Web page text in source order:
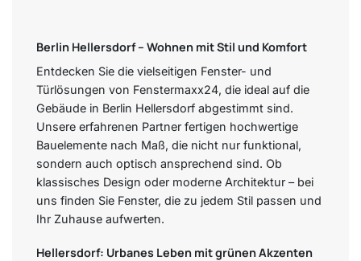
Berlin Hellersdorf – Wohnen mit Stil und Komfort
Entdecken Sie die vielseitigen Fenster- und
Türlösungen von Fenstermaxx24, die ideal auf die
Gebäude in Berlin Hellersdorf abgestimmt sind.
Unsere erfahrenen Partner fertigen hochwertige
Bauelemente nach Maß, die nicht nur funktional,
sondern auch optisch ansprechend sind. Ob
klassisches Design oder moderne Architektur – bei
uns finden Sie Fenster, die zu jedem Stil passen und
Ihr Zuhause aufwerten.
Hellersdorf: Urbanes Leben mit grünen Akzenten